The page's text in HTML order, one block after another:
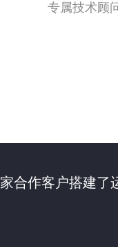
专属技术顾
家合作客户搭建了